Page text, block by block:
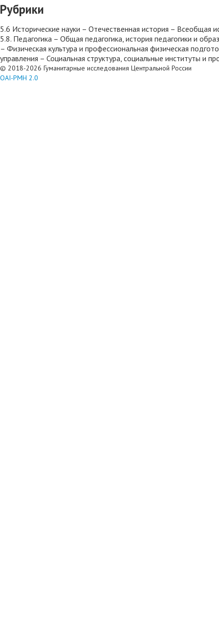
Рубрики
5.6 Исторические науки – Отечественная история –
5.8. Педагогика – Общая педагогика, история педагогики и
– Физическая культура и профессиональная физическая
управления – Социальная структура, социальные институты и
© 2018-2026 Гуманитарные исследования Центральной России
OAI-PMH 2.0